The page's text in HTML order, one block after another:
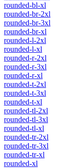
rounded-bl-xl
rounded-br-2xl
rounded-br-3xl
rounded-br-xl
rounded-l-2xl
rounded-l-xl
rounded-r-2xl
rounded-r-3xl
rounded-r-xl
rounded-t-2xl
rounded-t-3xl
rounded-t-xl
rounded-tl-2xl
rounded-tl-3xl
rounded-tl-xl
rounded-tr-2xl
rounded-tr-3xl
rounded-tr-xl
rounded-xl